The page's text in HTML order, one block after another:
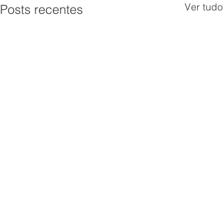
Posts recentes Ver tudo